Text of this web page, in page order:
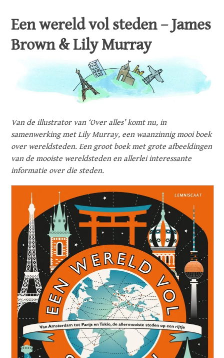
Een wereld vol steden – James
Brown & Lily Murray
Van de illustrator van ‘Over alles’ komt nu, in
samenwerking met Lily Murray, een waanzinnig mooi boek
over wereldsteden. Een groot boek met grote afbeeldingen
van de mooiste wereldsteden en allerlei interessante
informatie over die steden.